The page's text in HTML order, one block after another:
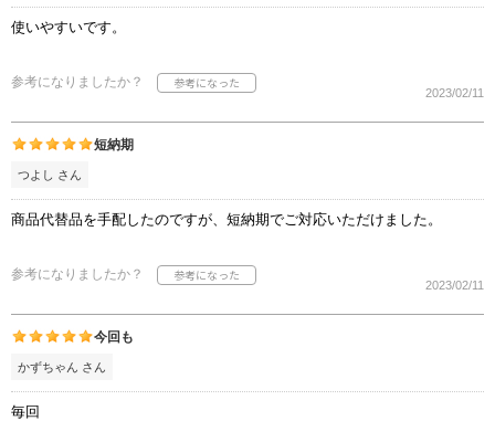
使いやすいです。
参考になりましたか？
2023/02/11
短納期
つよし さん
商品代替品を手配したのですが、短納期でご対応いただけました。
参考になりましたか？
2023/02/11
今回も
かずちゃん さん
毎回